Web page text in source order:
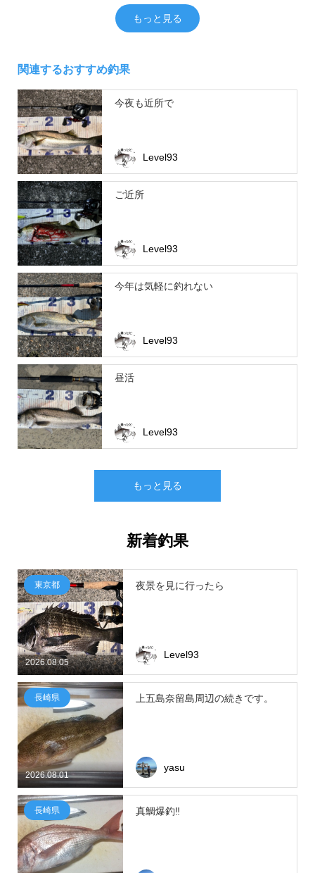
もっと見る
関連するおすすめ釣果
今夜も近所で
Level93
ご近所
Level93
今年は気軽に釣れない
Level93
昼活
Level93
もっと見る
新着釣果
2026.08.05
東京都 夜景を見に行ったら
Level93
2026.08.01
長崎県 上五島奈留島周辺の続きです。
yasu
長崎県 真鯛爆釣‼